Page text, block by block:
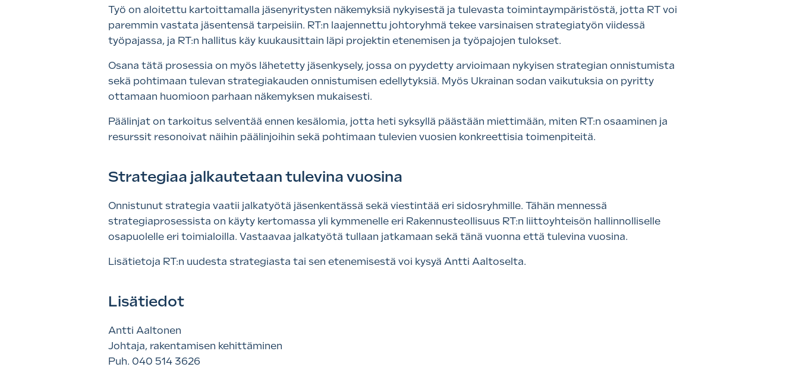
Työ on aloitettu kartoittamalla jäsenyritysten näkemyksiä nykyisestä ja tulevasta toimintaympäristöstä, jotta RT voi
paremmin vastata jäsentensä tarpeisiin. RT:n laajennettu johtoryhmä tekee varsinaisen strategiatyön viidessä
työpajassa, ja RT:n hallitus käy kuukausittain läpi projektin etenemisen ja työpajojen tulokset.
Osana tätä prosessia on myös lähetetty jäsenkysely, jossa on pyydetty arvioimaan nykyisen strategian onnistumista
sekä pohtimaan tulevan strategiakauden onnistumisen edellytyksiä. Myös Ukrainan sodan vaikutuksia on pyritty
ottamaan huomioon parhaan näkemyksen mukaisesti.
Päälinjat on tarkoitus selventää ennen kesälomia, jotta heti syksyllä päästään miettimään, miten RT:n osaaminen ja
resurssit resonoivat näihin päälinjoihin sekä pohtimaan tulevien vuosien konkreettisia toimenpiteitä.
Strategiaa jalkautetaan tulevina vuosina
Onnistunut strategia vaatii jalkatyötä jäsenkentässä sekä viestintää eri sidosryhmille. Tähän mennessä
strategiaprosessista on käyty kertomassa yli kymmenelle eri Rakennusteollisuus RT:n liittoyhteisön hallinnolliselle
osapuolelle eri toimialoilla. Vastaavaa jalkatyötä tullaan jatkamaan sekä tänä vuonna että tulevina vuosina.
Lisätietoja RT:n uudesta strategiasta tai sen etenemisestä voi kysyä Antti Aaltoselta.
Lisätiedot
Antti Aaltonen
Johtaja, rakentamisen kehittäminen
Puh. 040 514 3626